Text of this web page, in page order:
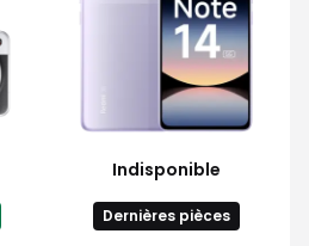
Indisponible
Dernières pièces